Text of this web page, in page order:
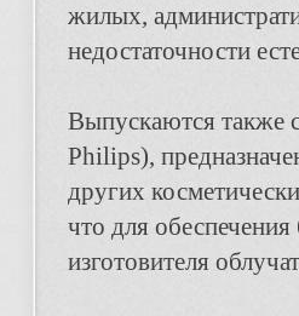
жилых,
недостаточности
Выпускаются также
Philips),
других
что для
изготовителя